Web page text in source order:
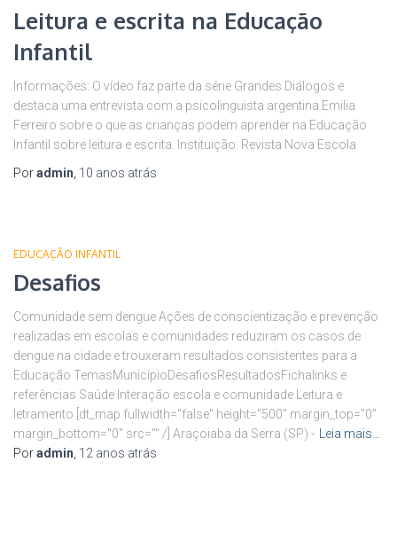
Leitura e escrita na Educação
Infantil
Informações: O vídeo faz parte da série Grandes Diálogos e
destaca uma entrevista com a psicolinguista argentina Emilia
Ferreiro sobre o que as crianças podem aprender na Educação
Infantil sobre leitura e escrita. Instituição: Revista Nova Escola
Poradmin 10 anos atrás
EDUCAÇÃO INFANTIL
Desafios
Comunidade sem dengue Ações de conscientização e prevenção
realizadas em escolas e comunidades reduziram os casos de
dengue na cidade e trouxeram resultados consistentes para a
Educação TemasMunicípioDesafiosResultadosFichalinks e
referências Saúde Interação escola e comunidade Leitura e
letramento [dt_map fullwidth="false" height="500" margin_top="0"
margin_bottom="0" src="" /] Araçoiaba da Serra (SP) -
Leia mais…
Poradmin 12 anos atrás